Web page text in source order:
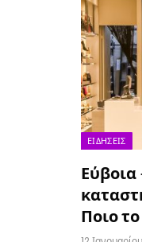
ΕΙΔΉΣΕΙΣ
Εύβοια
Ποιο